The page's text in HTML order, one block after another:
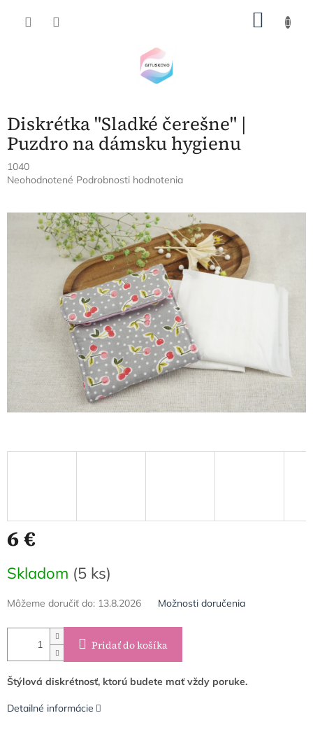
Diskrétka "Sladké čerešne" |
Puzdro na dámsku hygienu
1040
Priemerné
Neohodnotené Podrobnosti hodnotenia
6 €
cena:
Skladom (5 ks)
Môžeme doručiť do: 13.8.2026 Možnosti doručenia
Pridať do košíka
Štýlová diskrétnosť, ktorú budete mať vždy poruke.
Detailné informácie